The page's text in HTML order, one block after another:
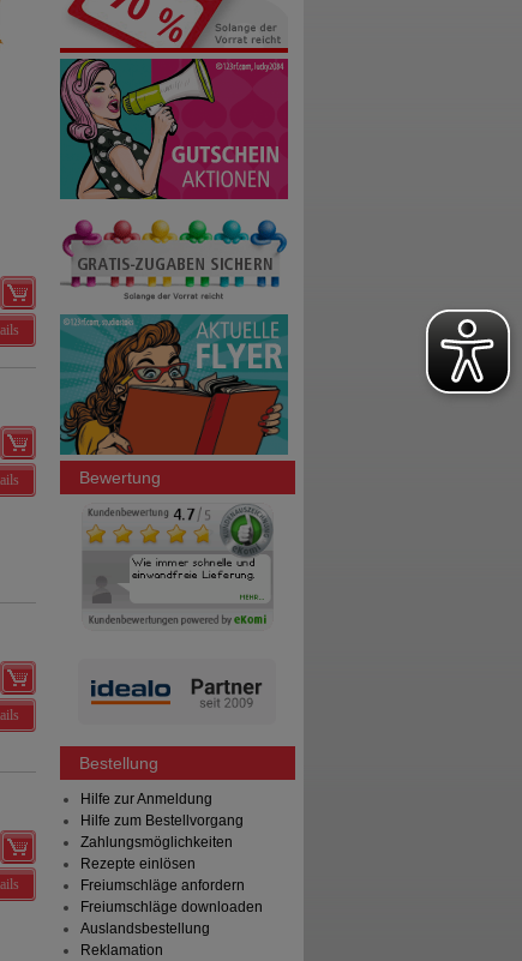
Bewertung
Bestellung
Hilfe zur Anmeldung
Hilfe zum Bestellvorgang
Zahlungsmöglichkeiten
Rezepte einlösen
Freiumschläge anfordern
Freiumschläge downloaden
Auslandsbestellung
Reklamation